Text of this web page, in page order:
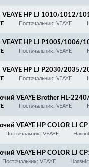
VEAYE HP LJ 1010/
+ контактна втулка
Постачальник: VEAYE
VEAYE HP LJ P1005/
1536/M125/127/
726/728
Постачальник: VEAYE
VEAYE HP LJ P2030/
252/253/MF411/
Постачальник: VEAYE
VEAYE Brother HL-
Постачальник: VEAYE
VEAYE HP COLOR LJ
Постачальник: VEAYE
VEAYE HP COLOR
7310/7660/7680/
Постачальник: VEAYE